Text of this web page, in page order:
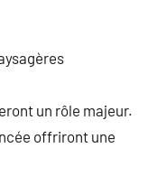
un rôle majeur.
offriront une